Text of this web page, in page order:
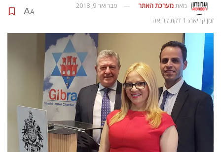
מאתמערכת האתר
פברואר 9, 2018
זמן קריאה: 1 דקת קריאה
A
A